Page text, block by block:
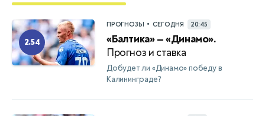
2.54
ПРОГНОЗЫ • СЕГОДНЯ 20:45
«Балтика» — «Динамо».
Прогноз и ставка
Добудет ли «Динамо» победу в
Калининграде?